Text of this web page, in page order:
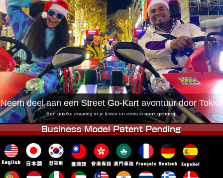
Toegang Ervaringen FAQ
Bedrijf Boekingen
Winkel wijzigen
Tokyo Shinagawa Tokyo Akihabara#1
Tokyo Akihabara#2 Tokyo Shibuya
Tokyo Shibuya Annex Tokyo Bay
Tokyo Asakusa Osaka
Okinawa
Neem deel aan een Street Go-Kart avontuur door Tokio!
Een unieke ervaring in je leven en eens is nooit genoeg!